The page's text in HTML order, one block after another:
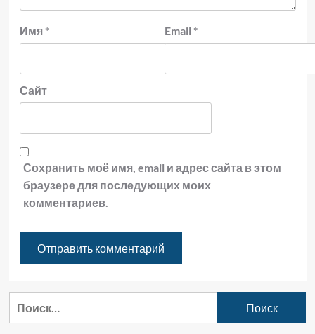
Имя * Email *
Сайт
Сохранить моё имя, email и адрес сайта в этом
браузере для последующих моих
комментариев.